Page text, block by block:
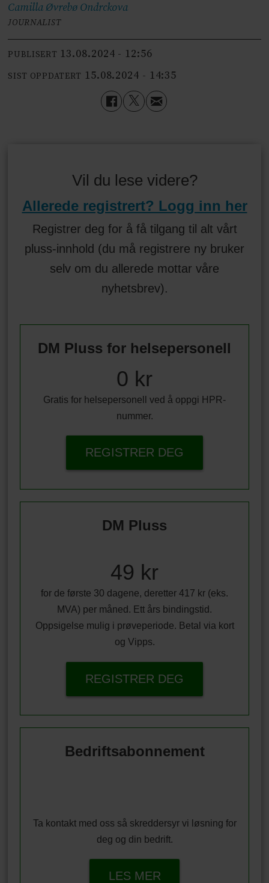
Camilla Øvrebø Ondrckova
JOURNALIST
PUBLISERT 13.08.2024 - 12:56
SIST OPPDATERT 15.08.2024 - 14:35
Vil du lese videre?
Allerede registrert? Logg inn her
Registrer deg for å få tilgang til alt vårt
pluss-innhold (du må registrere ny bruker
selv om du allerede mottar våre
nyhetsbrev).
DM Pluss for helsepersonell
0 kr
Gratis for helsepersonell ved å oppgi HPR-
nummer.
REGISTRER DEG
DM Pluss
49 kr
for de første 30 dagene, deretter 417 kr (eks.
MVA) per måned. Ett års bindingstid.
Oppsigelse mulig i prøveperiode. Betal via kort
og Vipps.
REGISTRER DEG
Bedriftsabonnement
Ta kontakt med oss så skreddersyr vi løsning for
deg og din bedrift.
LES MER